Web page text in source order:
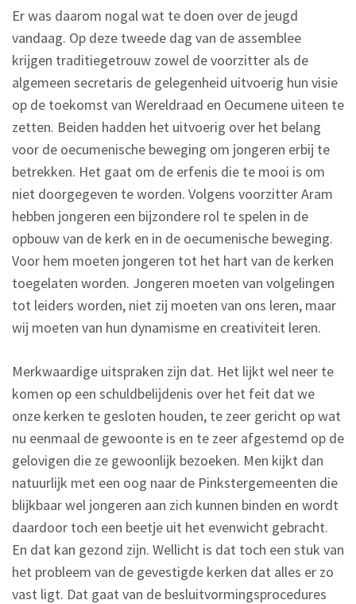
Er was daarom nogal wat te doen over de jeugd
vandaag. Op deze tweede dag van de assemblee
krijgen traditiegetrouw zowel de voorzitter als de
algemeen secretaris de gelegenheid uitvoerig hun visie
op de toekomst van Wereldraad en Oecumene uiteen te
zetten. Beiden hadden het uitvoerig over het belang
voor de oecumenische beweging om jongeren erbij te
betrekken. Het gaat om de erfenis die te mooi is om
niet doorgegeven te worden. Volgens voorzitter Aram
hebben jongeren een bijzondere rol te spelen in de
opbouw van de kerk en in de oecumenische beweging.
Voor hem moeten jongeren tot het hart van de kerken
toegelaten worden. Jongeren moeten van volgelingen
tot leiders worden, niet zij moeten van ons leren, maar
wij moeten van hun dynamisme en creativiteit leren.
Merkwaardige uitspraken zijn dat. Het lijkt wel neer te
komen op een schuldbelijdenis over het feit dat we
onze kerken te gesloten houden, te zeer gericht op wat
nu eenmaal de gewoonte is en te zeer afgestemd op de
gelovigen die ze gewoonlijk bezoeken. Men kijkt dan
natuurlijk met een oog naar de Pinkstergemeenten die
blijkbaar wel jongeren aan zich kunnen binden en wordt
daardoor toch een beetje uit het evenwicht gebracht.
En dat kan gezond zijn. Wellicht is dat toch een stuk van
het probleem van de gevestigde kerken dat alles er zo
vast ligt. Dat gaat van de besluitvormingsprocedures